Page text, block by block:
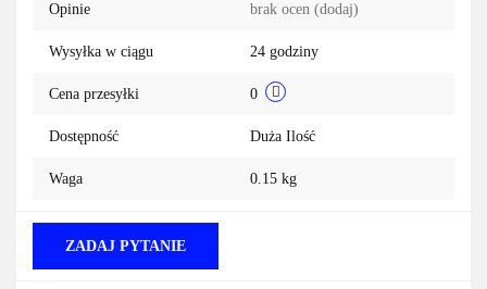
Opinie brak ocen (dodaj)
Wysyłka w ciągu 24 godziny
Cena przesyłki 0
Dostępność Duża Ilość
Waga 0.15 kg
ZADAJ PYTANIE